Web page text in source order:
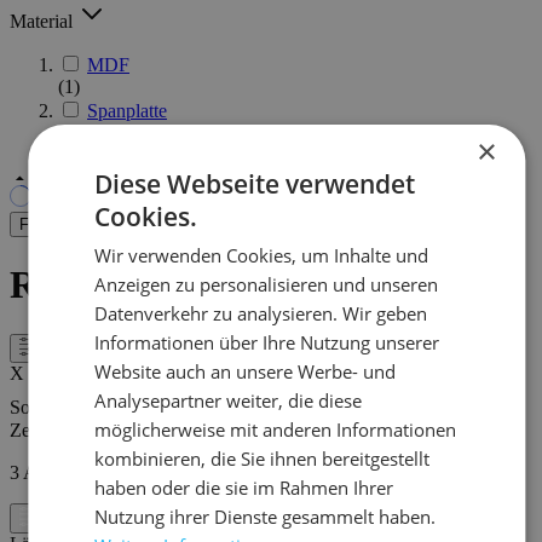
Material
MDF
(1)
Spanplatte
(3)
Filter
Raumteiler - Braun
X
Sortieren nach
Zeigen
3 Artikel
×
Diese Webseite verwendet
Cookies.
Wir verwenden Cookies, um Inhalte und
Anzeigen zu personalisieren und unseren
Datenverkehr zu analysieren. Wir geben
Informationen über Ihre Nutzung unserer
Website auch an unsere Werbe- und
Analysepartner weiter, die diese
möglicherweise mit anderen Informationen
kombinieren, die Sie ihnen bereitgestellt
haben oder die sie im Rahmen Ihrer
Nutzung ihrer Dienste gesammelt haben.